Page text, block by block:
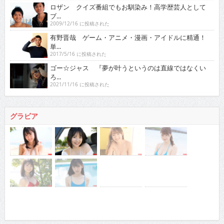
ロザン クイズ番組でもお馴染み！高学歴芸人として
ブ...
2009/12/16 に投稿された
有野晋哉 ゲーム・アニメ・漫画・アイドルに精通！
単...
2017/5/16 に投稿された
ゴー☆ジャス 『夢が叶うというのは直線ではなくい
ろ...
2021/11/16 に投稿された
グラビア